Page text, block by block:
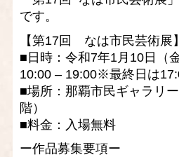
です。
【第17回 なは市民芸術展】
■日時：令和7年1月10日（
10:00 – 19:00※最終日は
■場所：那覇市民ギャラリ
階）
■料金：入場無料
ー作品募集要項ー